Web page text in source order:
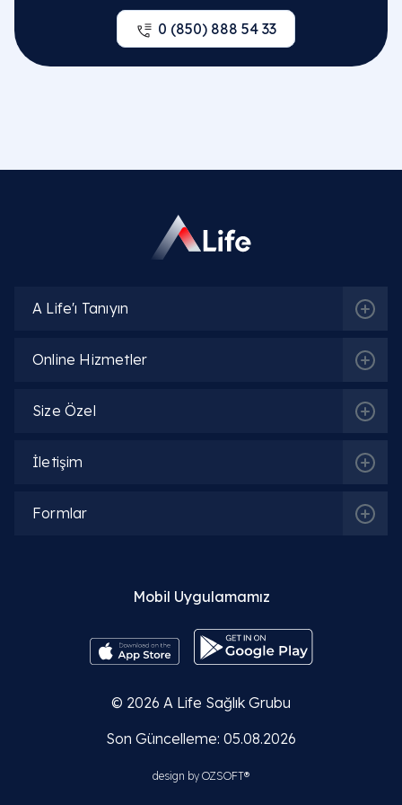
Ankara ergoterapi hizmetleri ve uzmanlık
merkezleri nasıldır?
Fizik Tedavi ve Rehabilitasyon | FTR
İlgili Hekimler
Uzm. Dr. Emine Yüksel Kars
0 (850) 888 54 33
A Life'ı Tanıyın
Online Hizmetler
Size Özel
İletişim
Formlar
Mobil Uygulamamız
© 2026 A Life Sağlık Grubu
Son Güncelleme: 05.08.2026
design by OZSOFT®